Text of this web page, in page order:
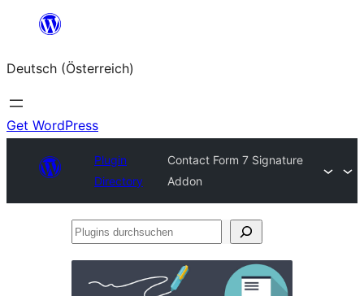
springen
Deutsch (Österreich)
Get WordPress
Plugin
Directory
Contact Form 7 Signature
Addon
Plugins